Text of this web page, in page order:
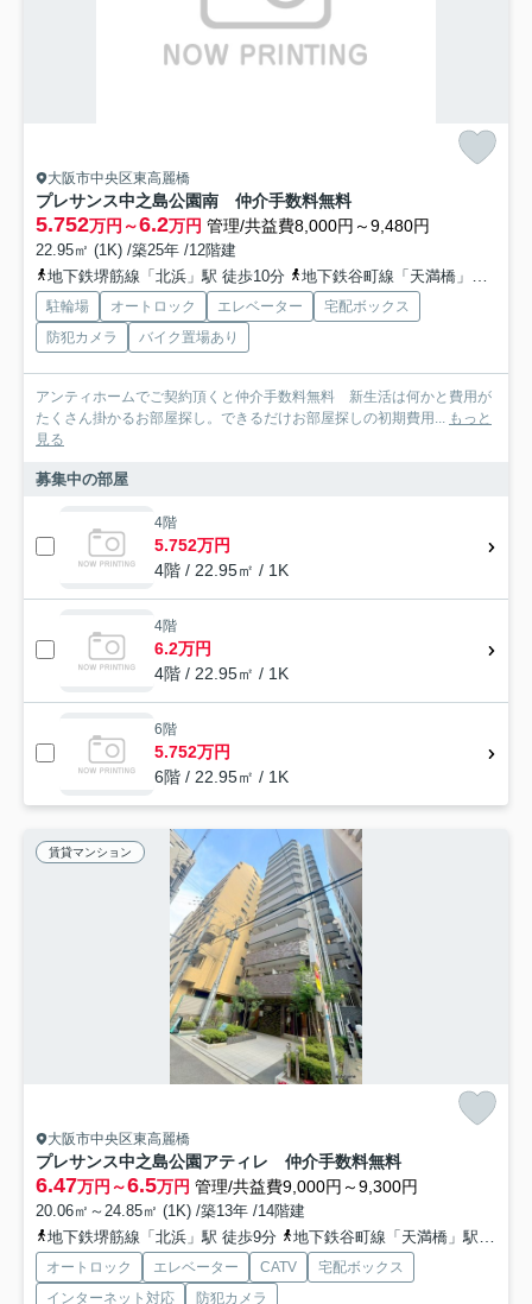
大阪市中央区東高麗橋
プレサンス中之島公園南 仲介手数料無料
5.752万円～6.2万円 管理/共益費8,000円～9,480円
22.95㎡ (1K) /築25年 /12階建
地下鉄堺筋線「北浜」駅 徒歩10分
地下鉄谷町線「天満橋」駅 徒歩11分
駐輪場 オートロック エレベーター
宅配ボックス
防犯カメラ
バイク置場あり
アンティホームでご契約頂くと仲介手数料無料 新生活は何かと費用が
たくさん掛かるお部屋探し。できるだけお部屋探しの初期費用...
もっと
見る
募集中の部屋
4階
5.752万円
4階 / 22.95㎡ / 1K
4階
6.2万円
4階 / 22.95㎡ / 1K
6階
5.752万円
6階 / 22.95㎡ / 1K
賃貸マンション
大阪市中央区東高麗橋
プレサンス中之島公園アティレ 仲介手数料無料
6.47万円～6.5万円 管理/共益費9,000円～9,300円
20.06㎡～24.85㎡ (1K) /築13年 /14階建
地下鉄堺筋線「北浜」駅 徒歩9分
地下鉄谷町線「天満橋」駅 徒歩11分
オートロック エレベーター CATV
宅配ボックス
インターネット対応
防犯カメラ